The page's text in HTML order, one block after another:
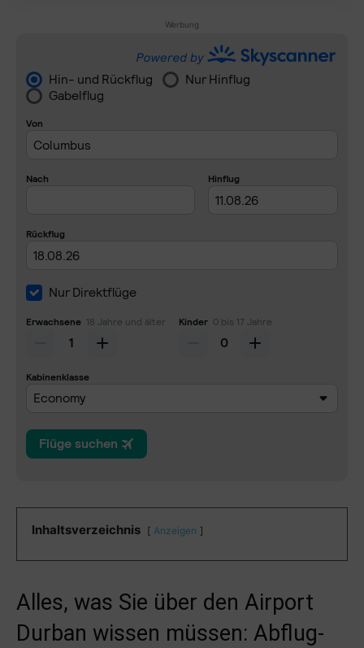
Werbung
Inhaltsverzeichnis Anzeigen
Alles, was Sie über den Airport
Durban wissen müssen: Abflug-